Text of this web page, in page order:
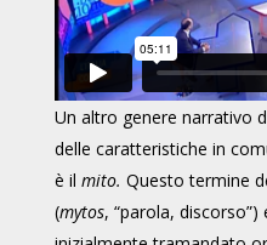
Un altro genere narrativo
delle caratteristiche in
è il mito. Questo termine
(mytos, “parola,